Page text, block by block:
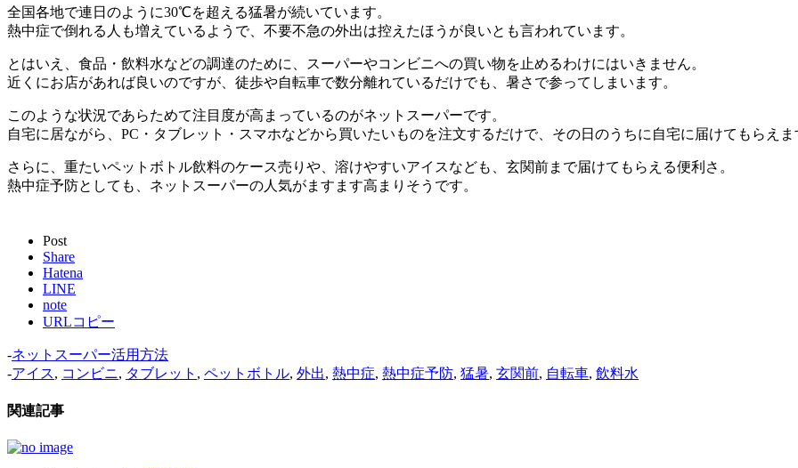
全国各地で連日のように30℃を超える猛暑が続いています。
熱中症で倒れる人も増えているようで、不要不急の外出は控えたほうが良いとも言われています。
とはいえ、食品・飲料水などの調達のために、スーパーやコンビニへの買い物を止めるわけにはいきません。
近くにお店があれば良いのですが、徒歩や自転車で数分離れているだけでも、暑さで参ってしまいます。
このような状況であらためて注目度が高まっているのがネットスーパーです。
自宅に居ながら、PC・タブレット・スマホなどから買いたいものを注文するだけで、その日のうちに自宅に届けてもらえま
さらに、重たいペットボトル飲料のケース売りや、溶けやすいアイスなども、玄関前まで届けてもらえる便利さ。
熱中症予防としても、ネットスーパーの人気がますます高まりそうです。
Post
Share
Hatena
LINE
note
URLコピー
-ネットスーパー活用方法
-アイス, コンビニ, タブレット , ペットボトル, 外出, 熱中症, 熱中症予防, 猛暑, 玄関前, 自転車, 飲料水
関連記事